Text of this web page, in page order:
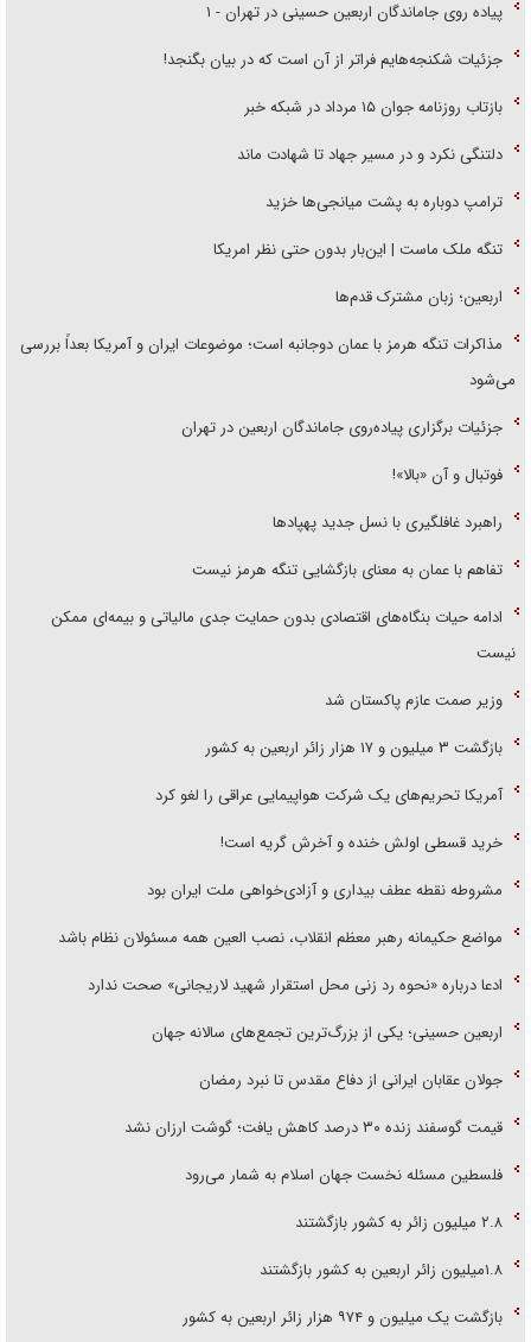
پیاده روی جاماندگان اربعین حسینی در تهران - ۱
جزئیات شکنجه‌هایم فراتر از آن است که در بیان بگنجد!
بازتاب روزنامه جوان ۱۵ مرداد در شبکه خبر
دلتنگی نکرد و در مسیر جهاد تا شهادت ماند
ترامپ دوباره به پشت میانجی‌ها خزید
تنگه ملک ماست | این‌بار بدون حتی نظر امریکا
اربعین؛ زبان مشترک قدم‌ها
مذاکرات تنگه هرمز با عمان دوجانبه است؛ موضوعات ایران و آمریکا بعداً بررسی
می‌شود
جزئیات برگزاری پیاده‌روی جاماندگان اربعین در تهران
فوتبال و آن «بالا»!
راهبرد غافلگیری با نسل جدید پهپاد‌ها
تفاهم با عمان به معنای بازگشایی تنگه هرمز نیست
ادامه حیات بنگاه‌های اقتصادی بدون حمایت جدی مالیاتی و بیمه‌ای ممکن
نیست
وزیر صمت عازم پاکستان شد
بازگشت ۳ میلیون و ۱۷ هزار زائر اربعین به کشور
آمریکا تحریم‌های یک شرکت هواپیمایی عراقی را لغو کرد
خرید قسطی اولش خنده و آخرش گریه است!
مشروطه نقطه عطف بیداری و آزادی‌خواهی ملت ایران بود
مواضع حکیمانه رهبر معظم انقلاب، نصب العین همه مسئولان نظام باشد
ادعا درباره «نحوه رد زنی محل استقرار شهید لاریجانی» صحت ندارد
اربعین حسینی؛ یکی از بزرگ‌ترین تجمع‌های سالانه جهان
جولان عقابان ایرانی از دفاع مقدس تا نبرد رمضان
قیمت گوسفند زنده ۳۰ درصد کاهش یافت؛ گوشت ارزان نشد
فلسطین مسئله نخست جهان اسلام به شمار می‌رود
۲.۸ میلیون زائر به کشور بازگشتند
۱.۸میلیون زائر اربعین به کشور بازگشتند
بازگشت یک میلیون و ۹۷۴ هزار زائر اربعین به کشور